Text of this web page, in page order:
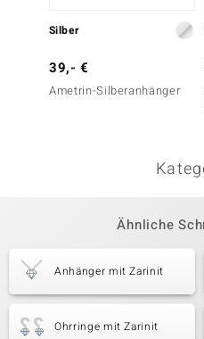
Silber
39,- €
Ametrin-Silberanhänger
Ähnliche
Anhänger mit Zarinit
Ohrringe mit Zarinit